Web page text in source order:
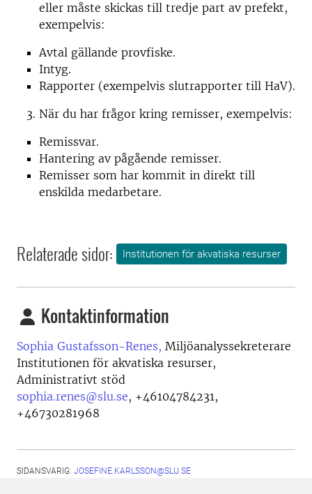
eller måste skickas till tredje part av prefekt,
exempelvis:
Avtal gällande provfiske.
Intyg.
Rapporter (exempelvis slutrapporter till HaV).
När du har frågor kring remisser, exempelvis:
Remissvar.
Hantering av pågående remisser.
Remisser som har kommit in direkt till
enskilda medarbetare.
Relaterade sidor: Institutionen för akvatiska resurser
Kontaktinformation
Sophia Gustafsson-Renes, Miljöanalyssekreterare
Institutionen för akvatiska resurser,
Administrativt stöd
sophia.renes@slu.se, +46104784231,
+46730281968
SIDANSVARIG: JOSEFINE.KARLSSON@SLU.SE